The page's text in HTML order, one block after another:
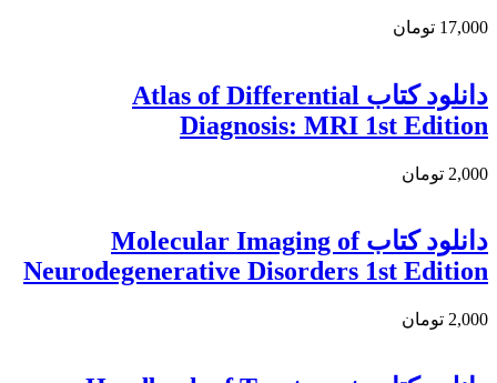
17,000 تومان
دانلود كتاب Atlas of Differential
Diagnosis: MRI 1st Edition
2,000 تومان
دانلود کتاب Molecular Imaging of
Neurodegenerative Disorders 1st Edition
2,000 تومان